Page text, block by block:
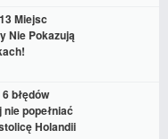
Miejsc
Nie Pokazują
błędów
popełniać
Holandii